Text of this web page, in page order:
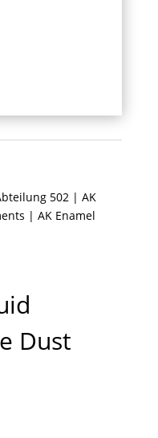
502| AK
| AK Enamel
Dust